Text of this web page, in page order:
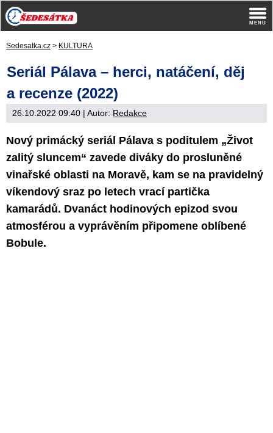
Sedesatka.cz > KULTURA
Seriál Pálava – herci, natáčení, děj
a recenze (2022)
26.10.2022 09:40 | Autor: Redakce
Nový primácký seriál Pálava s poditulem „Život
zalitý sluncem“ zavede diváky do prosluněné
vinařské oblasti na Moravě, kam se na pravidelný
víkendový sraz po letech vrací partička
kamarádů. Dvanáct hodinových epizod svou
atmosférou a vyprávěním připomene oblíbené
Bobule.